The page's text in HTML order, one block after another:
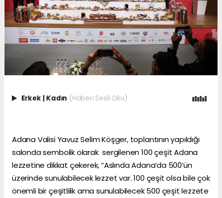
Erkek | Kadın (Haberi Sesli Oku)
Adana Valisi Yavuz Selim Köşger, toplantının yapıldığı
salonda sembolik olarak sergilenen 100 çeşit Adana
lezzetine dikkat çekerek, “Aslında Adana’da 500’ün
üzerinde sunulabilecek lezzet var. 100 çeşit olsa bile çok
önemli bir çeşitlilik ama sunulabilecek 500 çeşit lezzete